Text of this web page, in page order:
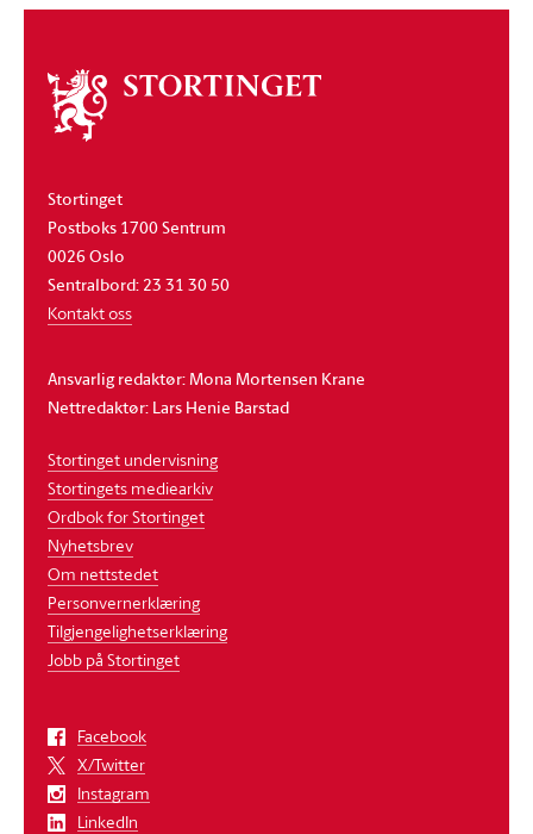
Om
stortinget
Stortinget
Postboks 1700 Sentrum
0026 Oslo
Sentralbord: 23 31 30 50
Kontakt oss
Ansvarlig redaktør: Mona Mortensen Krane
Nettredaktør: Lars Henie Barstad
Stortinget undervisning
Stortingets mediearkiv
Ordbok for Stortinget
Nyhetsbrev
Om nettstedet
Personvernerklæring
Tilgjengelighetserklæring
Jobb på Stortinget
Facebook
X/Twitter
Instagram
LinkedIn